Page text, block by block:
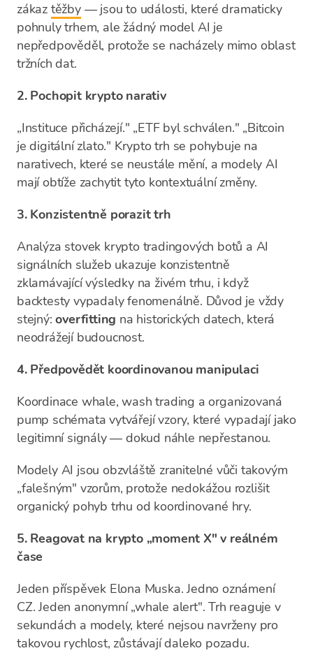
zákaz těžby— jsou to události, které dramaticky
pohnuly trhem, ale žádný model AI je
nepředpověděl, protože se nacházely mimo oblast
tržních dat.
2. Pochopit krypto narativ
„Instituce přicházejí." „ETF byl schválen." „Bitcoin
je digitální zlato." Krypto trh se pohybuje na
narativech, které se neustále mění, a modely AI
mají obtíže zachytit tyto kontextuální změny.
3. Konzistentně porazit trh
Analýza stovek krypto tradingových botů a AI
signálních služeb ukazuje konzistentně
zklamávající výsledky na živém trhu, i když
backtesty vypadaly fenomenálně. Důvod je vždy
stejný:overfitting na historických datech, která
neodrážejí budoucnost.
4. Předpovědět koordinovanou manipulaci
Koordinace whale, wash trading a organizovaná
pump schémata vytvářejí vzory, které vypadají jako
legitimní signály — dokud náhle nepřestanou.
Modely AI jsou obzvláště zranitelné vůči takovým
„falešným" vzorům, protože nedokážou rozlišit
organický pohyb trhu od koordinované hry.
5. Reagovat na krypto „moment X" v reálném
čase
Jeden příspěvek Elona Muska. Jedno oznámení
CZ. Jeden anonymní „whale alert". Trh reaguje v
sekundách a modely, které nejsou navrženy pro
takovou rychlost, zůstávají daleko pozadu.